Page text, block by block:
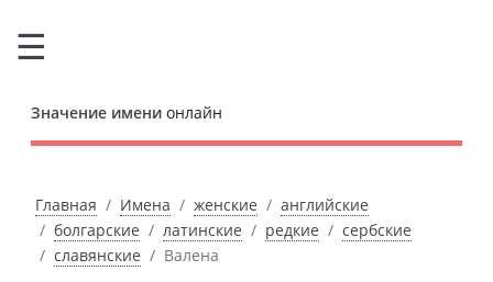
Значение имени онлайн
Главная Имена женские
английские
болгарские
латинские редкие
сербские
славянские
Валена